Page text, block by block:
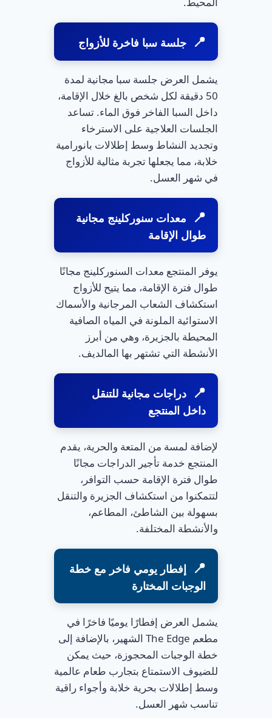
جلسة سبا فاخرة للأزواج
يشمل العرض جلسة سبا مجانية لمدة
50 دقيقة لكل شخص بالغ خلال الإقامة،
داخل السبا الفاخر فوق الماء. تساعد
الجلسات العلاجية على الاسترخاء
وتجديد النشاط وسط إطلالات بانورامية
خلابة، مما يجعلها تجربة مثالية للأزواج
في شهر العسل.
معدات سنوركلينج مجانية
طوال الإقامة
يوفر المنتجع معدات السنوركلينج مجانًا
طوال فترة الإقامة، مما يتيح للأزواج
استكشاف الشعاب المرجانية والأسماك
الاستوائية الملونة في المياه الصافية
المحيطة بالجزيرة، وهي من أبرز
الأنشطة التي تشتهر بها المالديف.
دراجات مجانية للتنقل
داخل المنتجع
لإضافة لمسة من المتعة والحرية، يقدم
المنتجع خدمة تأجير الدراجات مجانًا
طوال فترة الإقامة حسب التوافر،
لتتمكنوا من استكشاف الجزيرة والتنقل
بسهولة بين الشاطئ، المطاعم،
والأنشطة المختلفة.
إفطار يومي فاخر مع خطة
الوجبات المختارة
يشمل العرض إفطارًا يوميًا فاخرًا في
مطعم The Edge الشهير، بالإضافة إلى
خطة الوجبات المحجوزة، حيث يمكن
للضيوف الاستمتاع بتجارب طعام عالمية
وسط إطلالات بحرية خلابة وأجواء راقية
تناسب شهر العسل.